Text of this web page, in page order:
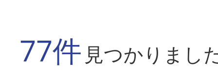
77件 見つかりまし